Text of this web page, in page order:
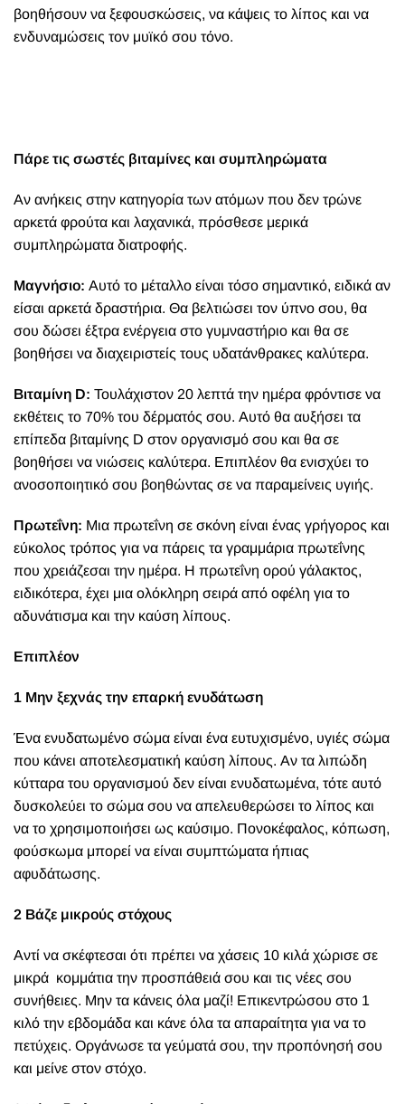
βοηθήσουν να ξεφουσκώσεις, να κάψεις το λίπος και να
ενδυναμώσεις τον μυϊκό σου τόνο.
Πάρε τις σωστές βιταμίνες και συμπληρώματα
Αν ανήκεις στην κατηγορία των ατόμων που δεν τρώνε
αρκετά φρούτα και λαχανικά, πρόσθεσε μερικά
συμπληρώματα διατροφής.
Μαγνήσιο: Αυτό το μέταλλο είναι τόσο σημαντικό, ειδικά αν
είσαι αρκετά δραστήρια. Θα βελτιώσει τον ύπνο σου, θα
σου δώσει έξτρα ενέργεια στο γυμναστήριο και θα σε
βοηθήσει να διαχειριστείς τους υδατάνθρακες καλύτερα.
Βιταμίνη D: Τουλάχιστον 20 λεπτά την ημέρα φρόντισε να
εκθέτεις το 70% του δέρματός σου. Αυτό θα αυξήσει τα
επίπεδα βιταμίνης D στον οργανισμό σου και θα σε
βοηθήσει να νιώσεις καλύτερα. Επιπλέον θα ενισχύει το
ανοσοποιητικό σου βοηθώντας σε να παραμείνεις υγιής.
Πρωτεΐνη: Μια πρωτεΐνη σε σκόνη είναι ένας γρήγορος και
εύκολος τρόπος για να πάρεις τα γραμμάρια πρωτεΐνης
που χρειάζεσαι την ημέρα. Η πρωτεΐνη ορού γάλακτος,
ειδικότερα, έχει μια ολόκληρη σειρά από οφέλη για το
αδυνάτισμα και την καύση λίπους.
Επιπλέον
1 Μην ξεχνάς την επαρκή ενυδάτωση
Ένα ενυδατωμένο σώμα είναι ένα ευτυχισμένο, υγιές σώμα
που κάνει αποτελεσματική καύση λίπους. Αν τα λιπώδη
κύτταρα του οργανισμού δεν είναι ενυδατωμένα, τότε αυτό
δυσκολεύει το σώμα σου να απελευθερώσει το λίπος και
να το χρησιμοποιήσει ως καύσιμο. Πονοκέφαλος, κόπωση,
φούσκωμα μπορεί να είναι συμπτώματα ήπιας
αφυδάτωσης.
2 Βάζε μικρούς στόχους
Αντί να σκέφτεσαι ότι πρέπει να χάσεις 10 κιλά χώρισε σε
μικρά κομμάτια την προσπάθειά σου και τις νέες σου
συνήθειες. Μην τα κάνεις όλα μαζί! Επικεντρώσου στο 1
κιλό την εβδομάδα και κάνε όλα τα απαραίτητα για να το
πετύχεις. Οργάνωσε τα γεύματά σου, την προπόνησή σου
και μείνε στον στόχο.